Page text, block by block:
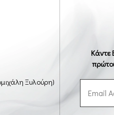
Ξυλούρη)
Κάντε